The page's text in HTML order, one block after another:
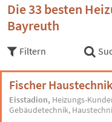
Die 33 besten
Bayreuth
Filtern
Fischer
Eisstadion Heizungs-
Gebäudetechnik